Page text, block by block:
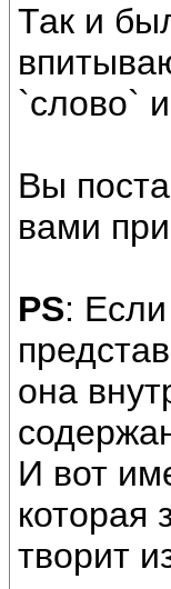
Так и
`слово`
Вы
вами
PS:
она
И вот
которая
творит